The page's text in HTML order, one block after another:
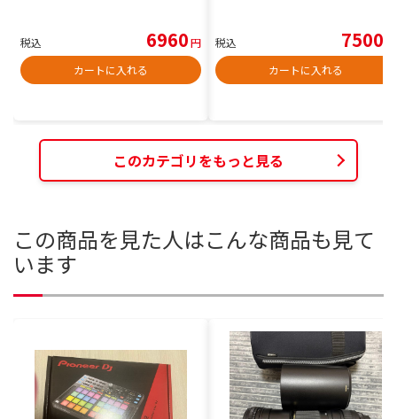
税込 6960円
カートに入れる
税込 7500
カートに入れる
このカテゴリをもっと見る
この商品を見た人はこんな商品も見て
います